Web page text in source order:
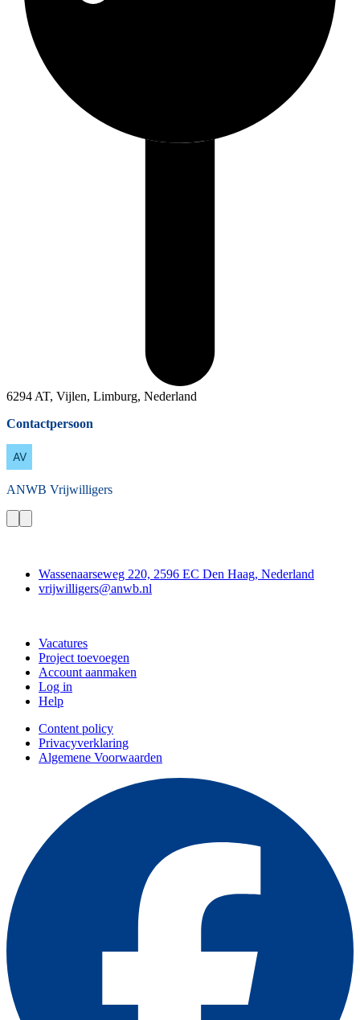
6294 AT, Vijlen, Limburg, Nederland
Contactpersoon
ANWB Vrijwilligers
Wassenaarseweg 220, 2596 EC Den Haag, Nederland
vrijwilligers@anwb.nl
Vacatures
Project toevoegen
Account aanmaken
Log in
Help
Content policy
Privacyverklaring
Algemene Voorwaarden